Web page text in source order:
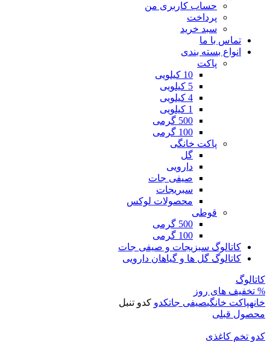
حساب کاربری من
پرداخت
سبد خرید
تماس با ما
انواع بسته بندی
پاکت
10 کیلویی
5 کیلویی
4 کیلویی
1 کیلویی
500 گرمی
100 گرمی
پاکت خانگی
گل
دارویی
صیفی جات
سبریجات
محصولات لوکس
قوطی
500 گرمی
100 گرمی
کاتالوگ سبزیجات و صیفی جات
کاتالوگ گل ها و گیاهان دارویی
کاتالوگ
% تخفیف های روز
خانهپاکت خانگیصیفی جاتکدو کدو تنبل
محصول قبلی
کدو تخم کاغذی